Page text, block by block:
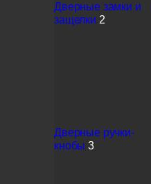
Дверные замки и
защелки 2
Дверные ручки-
кнобы 3